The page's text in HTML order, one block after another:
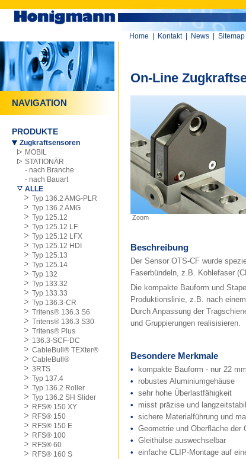
Home Kontakt News Sitemap
NAVIGATION
PRODUKTE
Zugkraftsensoren
MOBIL
STATIONÄR
- nach Branche
- nach Bauart
ALLE
Typ 136.2 AMG-PLR
Typ 136.2 AMG
Typ 125.12
Typ 125.12 LF
Typ 125.12 LFX
Typ 125.12 HDI
Typ 125.13
Typ 125.14
Typ 132
Typ 133.32
Typ 133.33
Typ 136.3-CR
Tritens® 136.3 S6
Tritens® 136.3 S30
Tritens® Plus
136.3-SCF-DC
CableBull® TEXter®
CableBull®
3RTS
Typ 137.4
Typ 136.2 Roller
Typ 136.2 SH Slider
RFS® 150 XY
RFS® 150
RFS® 150 E
RFS® 100
RFS® 60
RFS® 160 S
On-Line
Zoom
Beschreibung
Der Sensor OTS-CF wurde
Faserbündeln, z.B. Kohlefaser
Die kompakte Bauform und
Produktionslinie, z.B. nach
Durch Anpassung der
und Gruppierungen realisisieren.
Besondere Merkmale
• kompakte Bauform - nur 22
• robustes Aluminiumgehäuse
• sehr hohe Überlastfähigkeit
• misst präzise und langzeitstabil
• sichere Materialführung und
• Geometrie und Oberfläche der
• Gleithülse auswechselbar
• einfache CLIP-Montage auf